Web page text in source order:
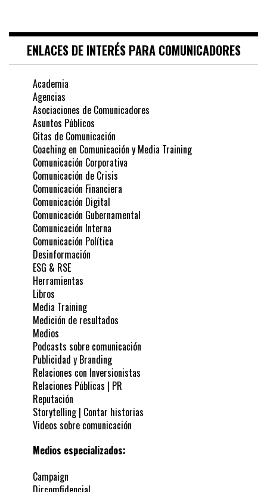
ENLACES DE INTERÉS PARA COMUNICADORES
Academia
Agencias
Asociaciones de Comunicadores
Asuntos Públicos
Citas de Comunicación
Coaching en Comunicación y Media Training
Comunicación Corporativa
Comunicación de Crisis
Comunicación Financiera
Comunicación Digital
Comunicación Gubernamental
Comunicación Interna
Comunicación Política
Desinformación
ESG & RSE
Herramientas
Libros
Media Training
Medición de resultados
Medios
Podcasts sobre comunicación
Publicidad y Branding
Relaciones con Inversionistas
Relaciones Públicas | PR
Reputación
Storytelling | Contar historias
Videos sobre comunicación
Medios especializados:
Campaign